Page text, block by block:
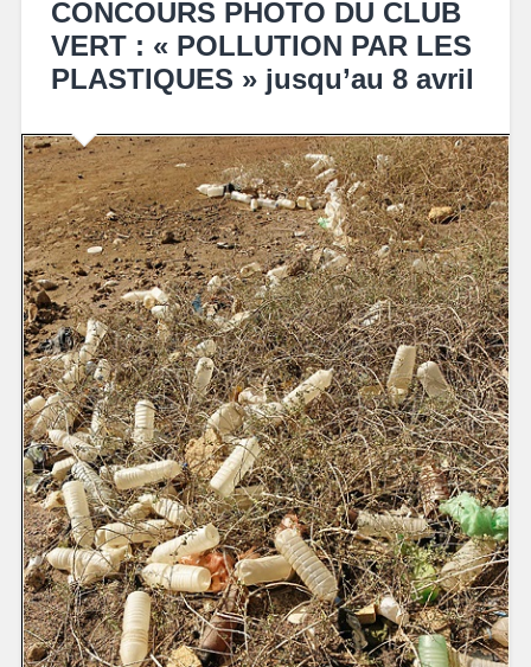
CONCOURS PHOTO DU CLUB
VERT : « POLLUTION PAR LES
PLASTIQUES » jusqu’au 8 avril